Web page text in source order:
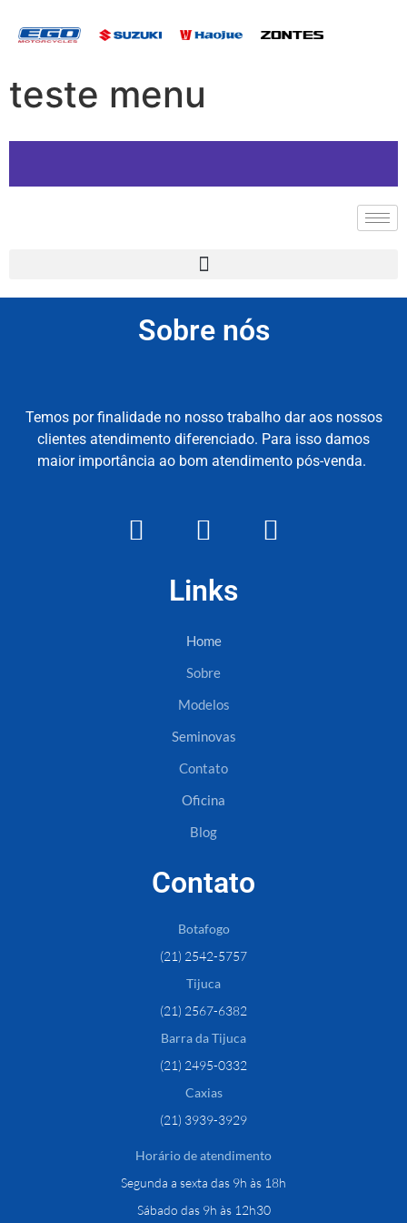
teste menu
Sobre nós
Temos por finalidade no nosso trabalho dar aos nossos
clientes atendimento diferenciado. Para isso damos
maior importância ao bom atendimento pós-venda.
Links
Home
Sobre
Modelos
Seminovas
Contato
Oficina
Blog
Contato
Botafogo
(21) 2542-5757
Tijuca
(21) 2567-6382
Barra da Tijuca
(21) 2495-0332
Caxias
(21) 3939-3929
Horário de atendimento
Segunda a sexta das 9h às 18h
Sábado das 9h às 12h30